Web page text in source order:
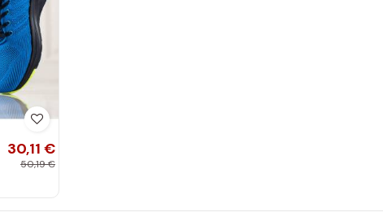
30,11 €
50,19 €